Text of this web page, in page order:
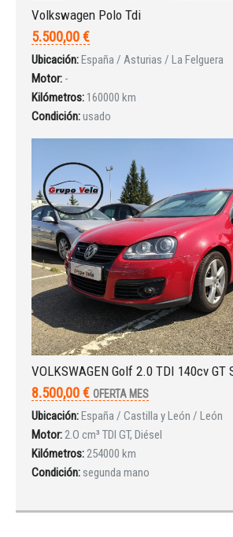
Volkswagen Polo Tdi
5.500,00 €
Ubicación:España / Asturias / La Felguera
Motor: -
Kilómetros: 160000 km
Condición:usado
VOLKSWAGEN Golf 2.0 TDI 140cv GT
8.500,00 € OFERTA MES
Ubicación:España / Castilla y León / León
Motor:2.O cm³ TDI GT, Diésel
Kilómetros:254000 km
Condición: segunda mano